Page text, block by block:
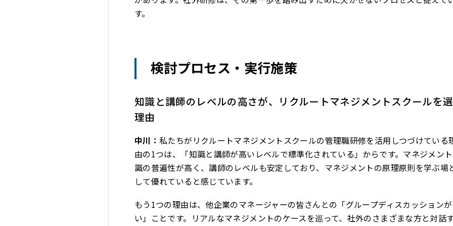
す。
検討プロセス・実行施策
知識と講師のレベルの高さが、リクルートマネジメントスクールを
理由
中川：私たちがリクルートマネジメントスクールの管理職研修を活用しつづけている
由の1つは、「知識と講師が高いレベルで標準化されている」からです。マネジメン
識の普遍性が高く、講師のレベルも安定しており、マネジメントの原理原則を学ぶ場
して優れていると感じています。
もう1つの理由は、他企業のマネージャーの皆さんとの「グループディスカッション
い」ことです。リアルなマネジメントのケースを巡って、社外のさまざまな方と対話